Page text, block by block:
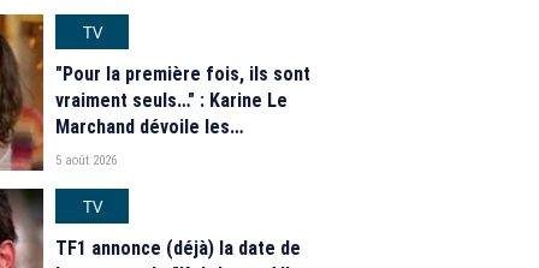
TV
"Pour la première fois, ils sont
vraiment seuls…" : Karine Le
Marchand dévoile les
nouveautés des speed dating
2026
5 août 2026
TV
TF1 annonce (déjà) la date de